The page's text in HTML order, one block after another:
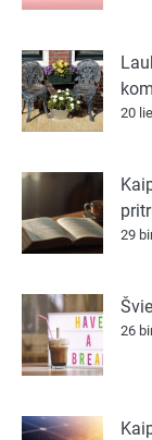
20
29
26